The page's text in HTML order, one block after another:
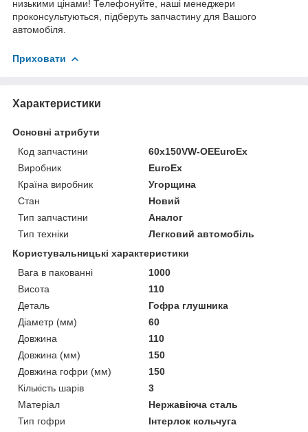
низькими цінами! Телефонуйте, наші менеджери
проконсультуються, підберуть запчастину для Вашого
автомобіля.
Приховати
Характеристики
Основні атрибути
Код запчастини
60x150VW-OEEuroEx
Виробник
EuroEx
Країна виробник
Угорщина
Стан
Новий
Тип запчастини
Аналог
Тип техніки
Легковий автомобіль
Користувальницькі характеристики
Вага в пакованні
1000
Висота
110
Деталь
Гофра глушника
Діаметр (мм)
60
Довжина
110
Довжина (мм)
150
Довжина гофри (мм)
150
Кількість шарів
3
Матеріал
Нержавіюча сталь
Тип гофри
Інтерлок кольчуга